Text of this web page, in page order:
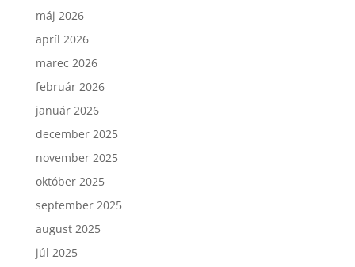
máj 2026
apríl 2026
marec 2026
február 2026
január 2026
december 2025
november 2025
október 2025
september 2025
august 2025
júl 2025